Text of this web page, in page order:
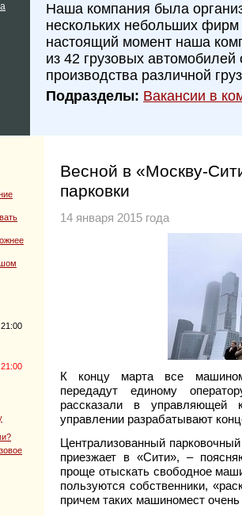
Наша компания была
нескольких небольших фирм
настоящий момент наша
из 42 грузовых автомобилей
производства различной
Подразделы: Вакансии в
Весной в «Москву-
парковки
14 января 2015 года
К концу марта все
передадут единому
рассказали в управляющей
управлении разрабатывают
Централизованный
приезжает в «Сити», –
проще отыскать свободное
пользуются собственники,
причем таких машиномест очень